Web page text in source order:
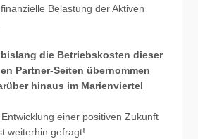
Belastung der Aktiven
die Betriebskosten dieser
Partner-Seiten übernommen
hinaus im Marienviertel
einer positiven Zukunft
weiterhin gefragt!